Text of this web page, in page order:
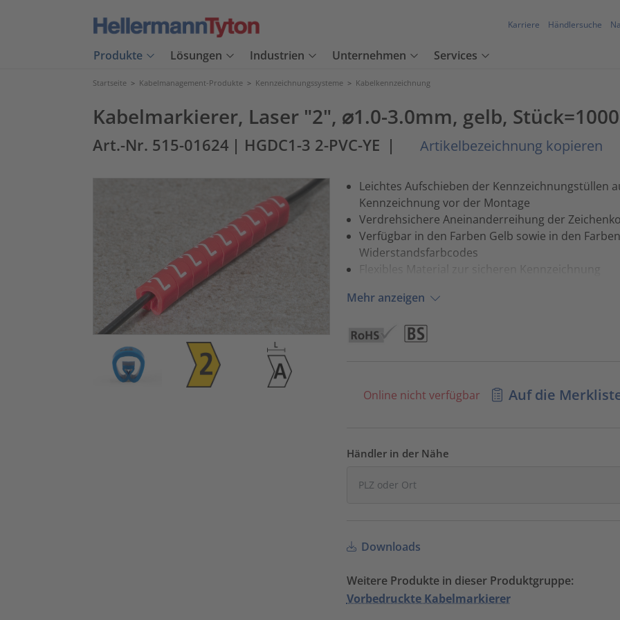
Karriere Händlersuche
Produkte Lösungen Industrien Unternehmen Services
Startseite > Kabelmanagement-Produkte > Kennzeichnungssysteme > Kabelkennzeichnung
Kabelmarkierer, Laser "2", ⌀1.0-3.0mm, gelb,
Art.-Nr. 515-01624 | HGDC1-3 2-PVC-YE | Artikelbezeichnung kopieren
Leichtes Aufschieben der Kennzeichnungstüllen
Kennzeichnung vor der Montage
Verdrehsichere Aneinanderreihung der
Verfügbar in den Farben Gelb sowie in den
Widerstandsfarbcodes
Flexibles Material zur sicheren Kennzeichnung
Mehr anzeigen
Online nicht verfügbar Auf die
Händler in der Nähe
Downloads
Weitere Produkte in dieser Produktgruppe:
Vorbedruckte Kabelmarkierer